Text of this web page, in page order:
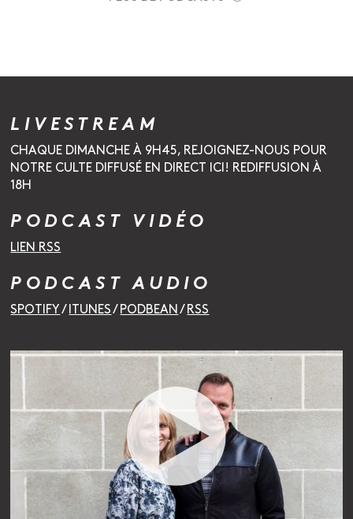
LIVESTREAM
CHAQUE DIMANCHE À 9H45, REJOIGNEZ-NOUS POUR
NOTRE CULTE DIFFUSÉ EN DIRECT ICI! REDIFFUSION À
18H
PODCAST VIDÉO
LIEN RSS
PODCAST AUDIO
SPOTIFY / ITUNES / PODBEAN / RSS